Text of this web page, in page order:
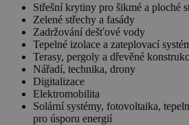
Střešní krytiny pro šikmé a ploché
Zelené střechy a fasády
Zadržování dešťové vody
Tepelné izolace a zateplovací
Terasy, pergoly a dřevěné
Nářadí, technika, drony
Digitalizace
Elektromobilita
Solární systémy, fotovoltaika,
pro úsporu energií